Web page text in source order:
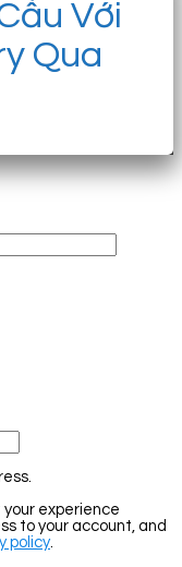
Với
Qua
your experience
to your account, and
policy.